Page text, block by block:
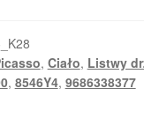
, Ciało, Listwy
, 8546Y4, 9686338377